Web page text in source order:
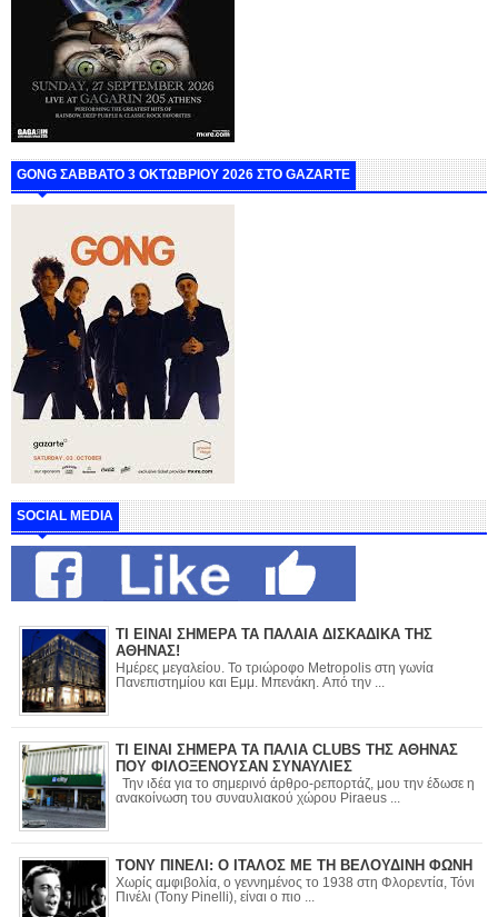
GONG ΣΑΒΒΑΤΟ 3 ΟΚΤΩΒΡΙΟΥ 2026 ΣΤΟ GAZARTE
SOCIAL MEDIA
ΤΙ ΕΙΝΑΙ ΣΗΜΕΡΑ ΤΑ ΠΑΛΑΙΑ ΔΙΣΚΑΔΙΚΑ ΤΗΣ
ΑΘΗΝΑΣ!
Ημέρες μεγαλείου. Το τριώροφο Metropolis στη γωνία
Πανεπιστημίου και Εμμ. Μπενάκη. Από την ...
ΤΙ ΕΙΝΑΙ ΣΗΜΕΡΑ ΤΑ ΠΑΛΙΑ CLUBS ΤΗΣ ΑΘΗΝΑΣ
ΠΟΥ ΦΙΛΟΞΕΝΟΥΣΑΝ ΣΥΝΑΥΛΙΕΣ
Την ιδέα για το σημερινό άρθρο-ρεπορτάζ, μου την έδωσε η
ανακοίνωση του συναυλιακού χώρου Piraeus ...
ΤΟΝΥ ΠΙΝΕΛΙ: Ο ΙΤΑΛΟΣ ΜΕ ΤΗ ΒΕΛΟΥΔΙΝΗ ΦΩΝΗ
Χωρίς αμφιβολία, ο γεννημένος το 1938 στη Φλορεντία, Τόνι
Πινέλι (Tony Pinelli), είναι ο πιο ...